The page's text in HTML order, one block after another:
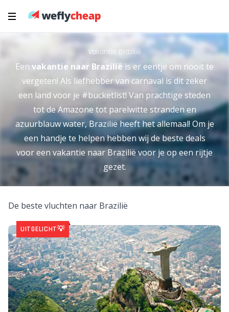
Vakantie Brazilië
Een vakantie naar Brazilië is er eentje om nooit te
vergeten! Als liefhebber van carnaval is dit zeker
een land voor je #bucketlist! Van prachtige steden
tot de Amazone tot parelwitte stranden en
azuurblauw water, Brazilië heeft het allemaal! Om je
een handje te helpen hebben wij de beste deals
voor een vakantie naar Brazilië voor je op een rijtje
gezet.
De beste vluchten naar Brazilië
UITGELICHT💡